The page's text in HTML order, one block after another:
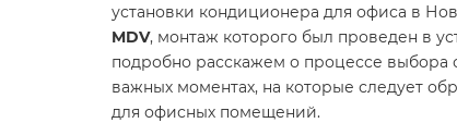
установки кондиционера для офиса в
MDV, монтаж которого был проведен в
подробно расскажем о процессе выбора
важных моментах, на которые следует
для офисных помещений.